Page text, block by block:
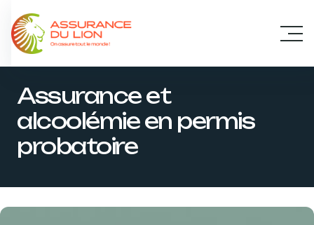
Assurance et
alcoolémie en permis
probatoire